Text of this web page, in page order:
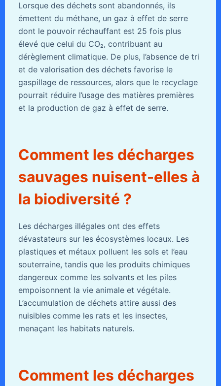
Lorsque des déchets sont abandonnés, ils
émettent du méthane, un gaz à effet de serre
dont le pouvoir réchauffant est 25 fois plus
élevé que celui du CO₂, contribuant au
dérèglement climatique. De plus, l’absence de tri
et de valorisation des déchets favorise le
gaspillage de ressources, alors que le recyclage
pourrait réduire l’usage des matières premières
et la production de gaz à effet de serre.
Comment les décharges
sauvages nuisent-elles à
la biodiversité ?
Les décharges illégales ont des effets
dévastateurs sur les écosystèmes locaux. Les
plastiques et métaux polluent les sols et l’eau
souterraine, tandis que les produits chimiques
dangereux comme les solvants et les piles
empoisonnent la vie animale et végétale.
L’accumulation de déchets attire aussi des
nuisibles comme les rats et les insectes,
menaçant les habitats naturels.
Comment les décharges